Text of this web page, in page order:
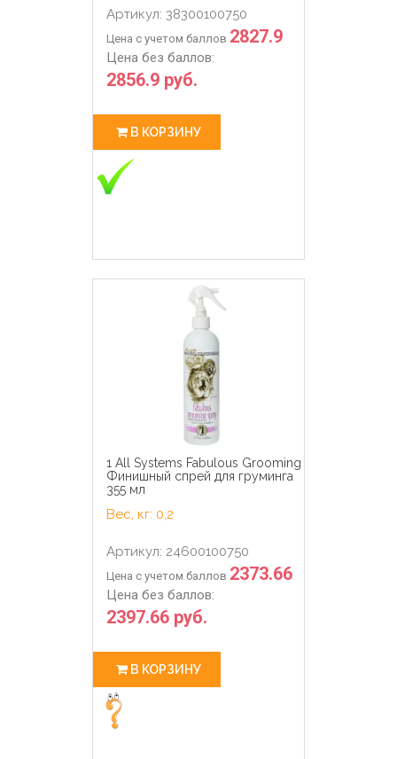
Артикул: 38300100750
Цена с учетом баллов 2827.9
Цена без баллов:
2856.9 руб.
В КОРЗИНУ
1 All Systems Fabulous Grooming
Финишный спрей для груминга
355 мл
Вес, кг: 0,2
Артикул: 24600100750
Цена с учетом баллов 2373.66
Цена без баллов:
2397.66 руб.
В КОРЗИНУ